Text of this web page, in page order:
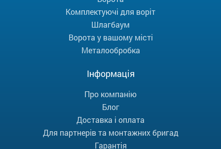
Комплектуючі для воріт
Шлагбаум
Ворота у вашому місті
Металообробка
Інформація
Про компанію
Блог
Доставка і оплата
Для партнерів та монтажних бригад
Гарантія